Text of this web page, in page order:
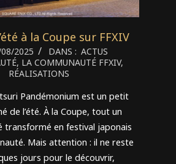
à la Coupe sur FFXIV
2025 DANS : ACTUS
, LA COMMUNAUTÉ FFXIV,
RÉALISATIONS
Pandémonium est un petit
de l’été. À la Coupe, tout un
transformé en festival japonais
Mais attention : il ne reste
jours pour le découvrir,